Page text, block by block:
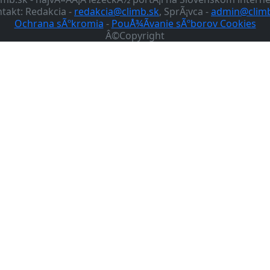
Redakcia - redakcia@climb.sk, SprÃ¡vca -
Ochrana sÃºkromia - PouÅ¾Ã­vanie sÃºborov Cookies
Â©Copyright